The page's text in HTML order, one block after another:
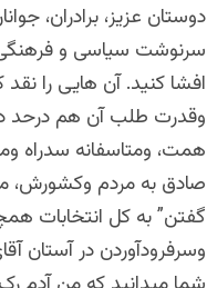
دوستان عزیز، برادران،
سرنوشت سیاسی و فرهنگی
افشا کنید. آن هایی را نقد
وقدرت طلب آن هم درحد
همت، ومتاسفانه سدراه
صادق به مردم وکشورش،
گفتن” به کل انتخابات
وسرفرودآوردن در آستان